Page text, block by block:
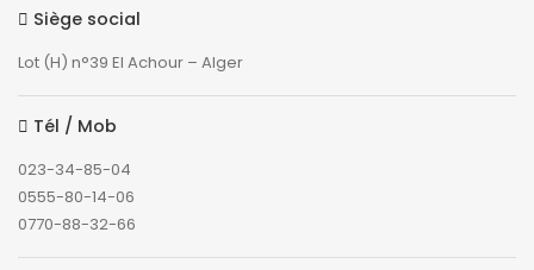
Siège social
Lot (H) n°39 El Achour – Alger
Tél / Mob
023-34-85-04
0555-80-14-06
0770-88-32-66